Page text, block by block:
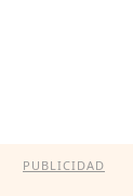
PUBLICIDAD